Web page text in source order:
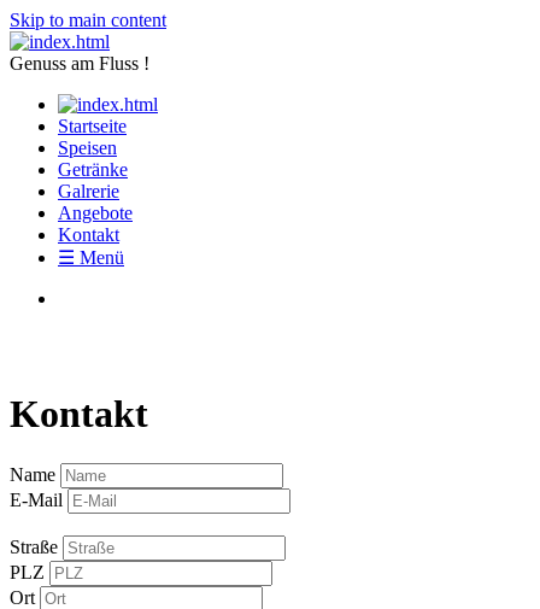
Skip to main content
Genuss am Fluss !
Startseite
Speisen
Getränke
Galrerie
Angebote
Kontakt
☰ Menü
Kontakt
Name
E-Mail
Straße
PLZ
Ort